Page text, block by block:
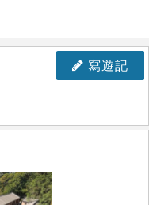
寫遊記